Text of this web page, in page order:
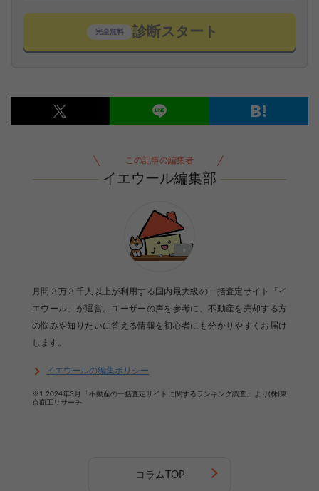
完全無料 診断スタート
この記事の編集者
イエウール編集部
月間３万３千人以上が利用する国内最大級の一括査定サイト「イ
エウール」が運営。ユーザーの声を参考に、不動産を売却する方
の悩みや知りたいに答える情報を初心者にも分かりやすくお届け
します。
イエウールの編集ポリシー
※1 2024年3月「不動産の一括査定サイトに関するランキング調査」より(株)東
京商工リサーチ
コラムTOP